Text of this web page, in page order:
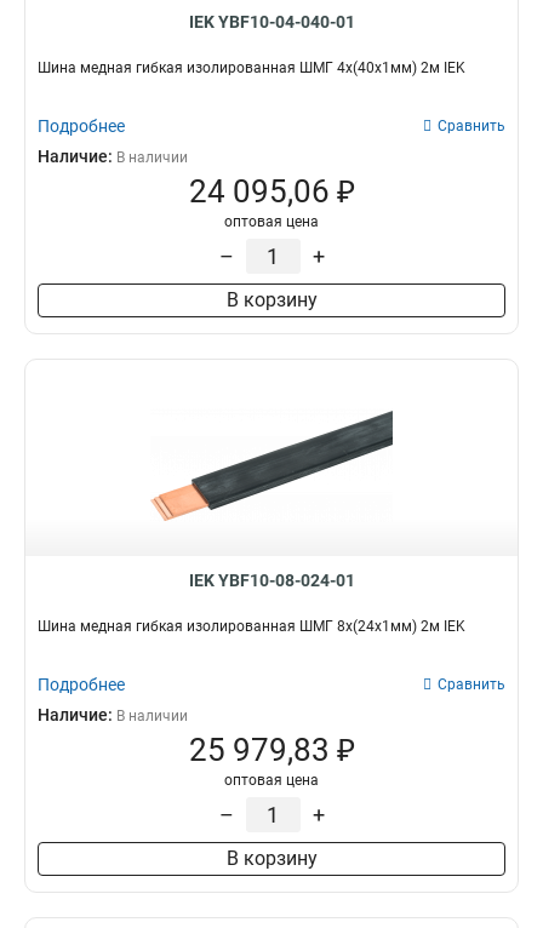
IEK YBF10-04-040-01
Шина медная гибкая изолированная ШМГ 4x(40x1мм) 2м IEK
Подробнее Сравнить
Наличие: В наличии
24 095,06 ₽
оптовая цена
– +
В корзину
IEK YBF10-08-024-01
Шина медная гибкая изолированная ШМГ 8x(24x1мм) 2м IEK
Подробнее Сравнить
Наличие: В наличии
25 979,83 ₽
оптовая цена
– +
В корзину